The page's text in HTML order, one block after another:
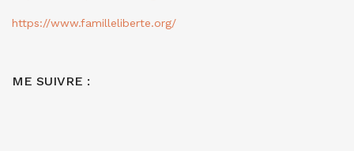
https://www.familleliberte.org/
ME SUIVRE :